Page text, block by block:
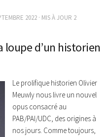
2022 · MIS À JOUR 2
loupe d’un historien
Le prolifique historien Olivier
Meuwly nous livre un nouvel
opus consacré au
PAB/PAI/UDC, des origines à
nos jours. Comme toujours,